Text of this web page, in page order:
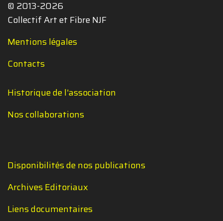
© 2013-2026
Collectif Art et Fibre NJF
Mentions légales
Contacts
Historique de l'association
Nos collaborations
Disponibilités de nos publications
Archives Editoriaux
Liens documentaires